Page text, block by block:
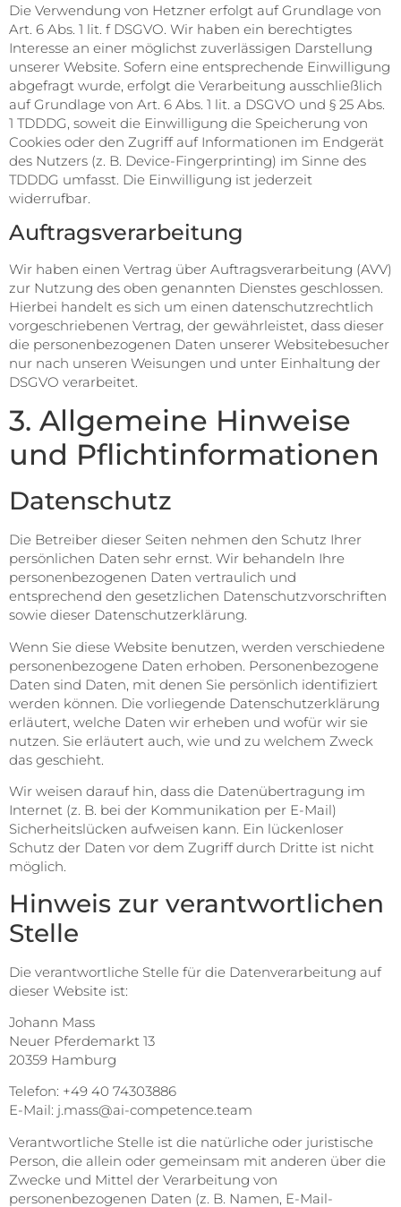
Die Verwendung von Hetzner erfolgt auf Grundlage von
Art. 6 Abs. 1 lit. f DSGVO. Wir haben ein berechtigtes
Interesse an einer möglichst zuverlässigen Darstellung
unserer Website. Sofern eine entsprechende Einwilligung
abgefragt wurde, erfolgt die Verarbeitung ausschließlich
auf Grundlage von Art. 6 Abs. 1 lit. a DSGVO und § 25 Abs.
1 TDDDG, soweit die Einwilligung die Speicherung von
Cookies oder den Zugriff auf Informationen im Endgerät
des Nutzers (z. B. Device-Fingerprinting) im Sinne des
TDDDG umfasst. Die Einwilligung ist jederzeit
widerrufbar.
Auftragsverarbeitung
Wir haben einen Vertrag über Auftragsverarbeitung (AVV)
zur Nutzung des oben genannten Dienstes geschlossen.
Hierbei handelt es sich um einen datenschutzrechtlich
vorgeschriebenen Vertrag, der gewährleistet, dass dieser
die personenbezogenen Daten unserer Websitebesucher
nur nach unseren Weisungen und unter Einhaltung der
DSGVO verarbeitet.
3. Allgemeine Hinweise
und Pflicht­informationen
Datenschutz
Die Betreiber dieser Seiten nehmen den Schutz Ihrer
persönlichen Daten sehr ernst. Wir behandeln Ihre
personenbezogenen Daten vertraulich und
entsprechend den gesetzlichen Datenschutzvorschriften
sowie dieser Datenschutzerklärung.
Wenn Sie diese Website benutzen, werden verschiedene
personenbezogene Daten erhoben. Personenbezogene
Daten sind Daten, mit denen Sie persönlich identifiziert
werden können. Die vorliegende Datenschutzerklärung
erläutert, welche Daten wir erheben und wofür wir sie
nutzen. Sie erläutert auch, wie und zu welchem Zweck
das geschieht.
Wir weisen darauf hin, dass die Datenübertragung im
Internet (z. B. bei der Kommunikation per E-Mail)
Sicherheitslücken aufweisen kann. Ein lückenloser
Schutz der Daten vor dem Zugriff durch Dritte ist nicht
möglich.
Hinweis zur verantwortlichen
Stelle
Die verantwortliche Stelle für die Datenverarbeitung auf
dieser Website ist:
Johann Mass
Neuer Pferdemarkt 13
20359 Hamburg
Telefon: +49 40 74303886
E-Mail: j.mass@ai-competence.team
Verantwortliche Stelle ist die natürliche oder juristische
Person, die allein oder gemeinsam mit anderen über die
Zwecke und Mittel der Verarbeitung von
personenbezogenen Daten (z. B. Namen, E-Mail-